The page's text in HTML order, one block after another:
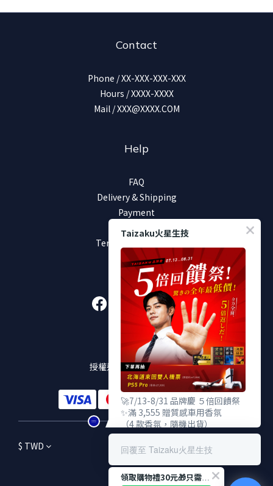
Contact
Phone / XX-XXX-XXX-XXX
Hours / XXXX-XXXX
Mail / XXX@XXXX.COM
Help
FAQ
Delivery & Shipping
Payment
Return Policy
Terms & Conditions
加入好友
販售通路
授權通路及實體販售店點
$ TWD
Taizaku火星生技
🚀7/13-8/31 品牌慶 ５倍回饋祭
✨滿 3,555 贈質感車用香氛
（4 款香氛，隨機出貨）
✨滿 5,555 贈TENGA 雙重杯
✨滿 9,555 贈武倍對策 Gold
（價值 $2,380，限量100份）
🎁 下單登錄發票抽：
回覆至 Taizaku火星生技
領取購物禮30元🎁只需3秒！